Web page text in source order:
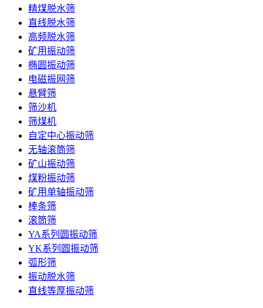
精煤脱水筛
直线脱水筛
高频脱水筛
矿用振动筛
椭圆振动筛
电磁振网筛
悬臂筛
筛沙机
筛煤机
自定中心振动筛
无轴滚筒筛
矿山振动筛
煤粉振动筛
矿用单轴振动筛
棒条筛
滚筒筛
YA系列圆振动筛
YK系列圆振动筛
弧形筛
振动脱水筛
直线等厚振动筛